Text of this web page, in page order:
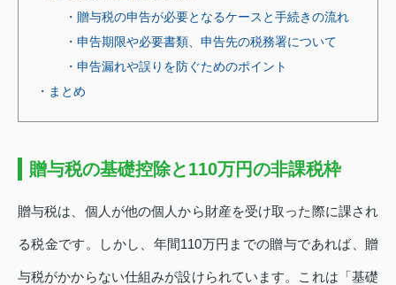
・贈与税の申告が必要となるケースと手続きの流れ
・申告期限や必要書類、申告先の税務署について
・申告漏れや誤りを防ぐためのポイント
・まとめ
贈与税の基礎控除と110万円の非課税枠
贈与税は、個人が他の個人から財産を受け取った際に課され
る税金です。しかし、年間110万円までの贈与であれば、贈
与税がかからない仕組みが設けられています。これは「基礎